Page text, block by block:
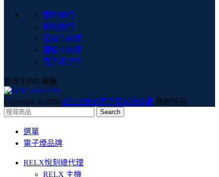
關於我們
聯絡我們
退換貨政策
隱私權政策
電子煙資訊
官方 LINE 客服
Copyright © 2026 RELX悅刻電子煙台灣官網 版权所有
Search
選單
電子煙品牌
RELX悅刻總代理
RELX 主機